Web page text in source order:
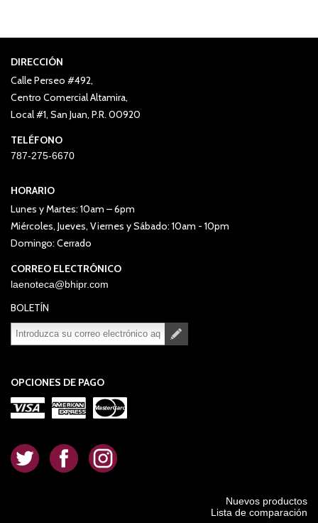
DIRECCIÓN
Calle Perseo #492,
Centro Comercial Altamira,
Local #1, San Juan, P.R. 00920
TELÉFONO
787-275-6670
HORARIO
Lunes y Martes: 10am – 6pm
Miércoles, Jueves, Viernes y Sábado: 10am - 10pm
Domingo: Cerrado
CORREO ELECTRÓNICO
laenoteca@bhipr.com
BOLETÍN
OPCIONES DE PAGO
. . .
Nuevos productos
Lista de comparación